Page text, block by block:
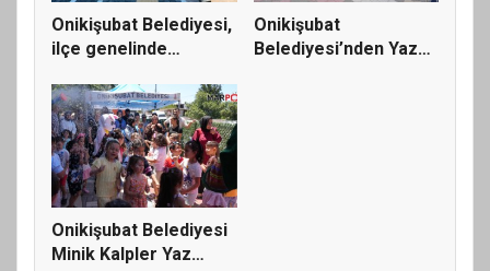
Onikişubat Belediyesi,
ilçe genelinde
Onikişubat
Belediyesi’nden Yaz
Onikişubat Belediyesi
Minik Kalpler Yaz